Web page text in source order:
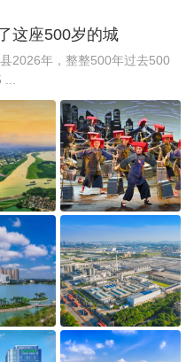
这座500岁的城
2026年，整整500年过去500